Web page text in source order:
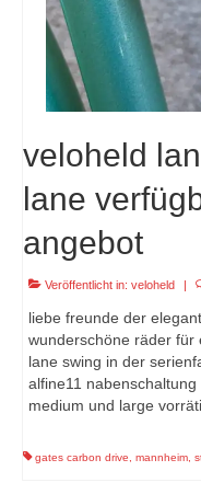
veloheld
lane
angebot
Veröffentlicht in: veloheld
liebe freunde der
wunderschöne räder für
lane swing in der
alfine11
medium und large
gates carbon drive, mannheim,